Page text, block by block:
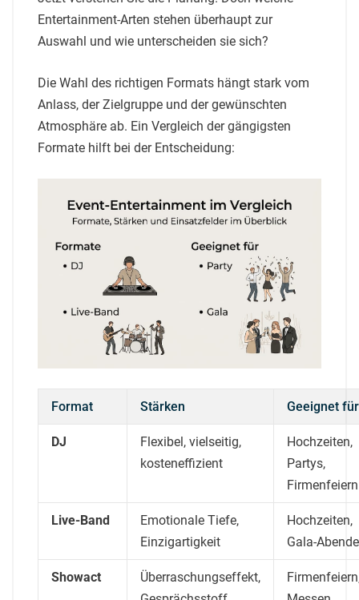
Entertainment-Arten stehen überhaupt zur
Auswahl und wie unterscheiden sie sich?
Die Wahl des richtigen Formats hängt stark vom
Anlass, der Zielgruppe und der gewünschten
Atmosphäre ab. Ein Vergleich der gängigsten
Formate hilft bei der Entscheidung:
Format Stärken Geeignet für
DJ
Flexibel, vielseitig,
kosteneffizient
Hochzeiten,
Partys,
Firmenfeiern
Live-Band
Emotionale Tiefe,
Einzigartigkeit
Hochzeiten,
Gala-Abende
Showact
Überraschungseffekt,